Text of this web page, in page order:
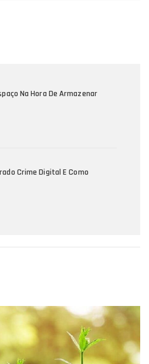
Na Hora De Armazenar
Crime Digital E Como